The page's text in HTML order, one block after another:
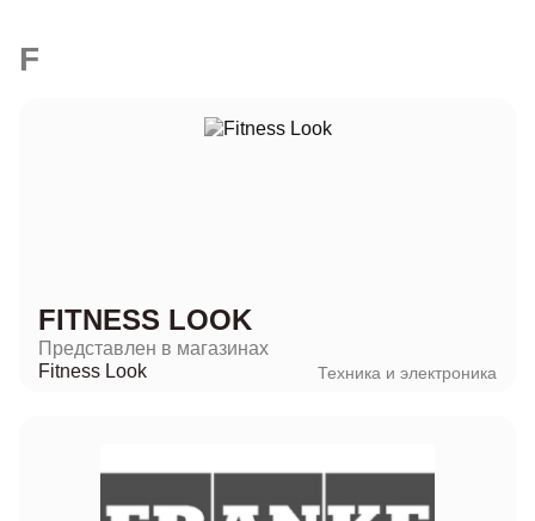
F
FITNESS LOOK
Представлен в магазинах
Fitness Look
Техника и электроника